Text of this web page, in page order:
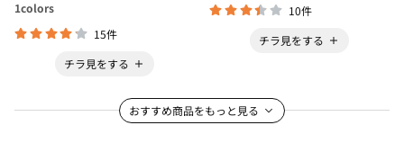
1colors
15件
チラ見をする
10件
チラ見をする
おすすめ商品をもっと見る